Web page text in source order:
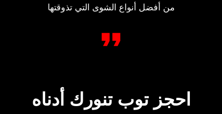
من أفضل أنواع الشوى التي تذوقتها
احجز توب تنورك أدناه